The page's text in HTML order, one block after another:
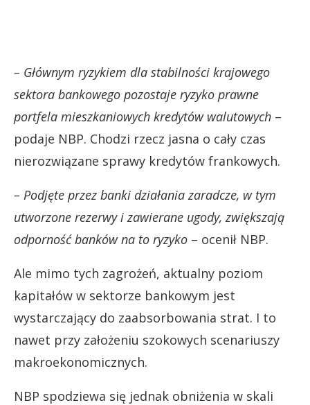
– Głównym ryzykiem dla stabilności krajowego
sektora bankowego pozostaje ryzyko prawne
portfela mieszkaniowych kredytów walutowych –
podaje NBP. Chodzi rzecz jasna o cały czas
nierozwiązane sprawy kredytów frankowych.
– Podjęte przez banki działania zaradcze, w tym
utworzone rezerwy i zawierane ugody, zwiększają
odporność banków na to ryzyko – ocenił NBP.
Ale mimo tych zagrożeń, aktualny poziom
kapitałów w sektorze bankowym jest
wystarczający do zaabsorbowania strat. I to
nawet przy założeniu szokowych scenariuszy
makroekonomicznych.
NBP spodziewa się jednak obniżenia w skali